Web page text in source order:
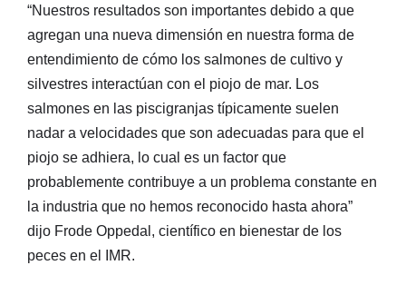
“Nuestros resultados son importantes debido a que
agregan una nueva dimensión en nuestra forma de
entendimiento de cómo los salmones de cultivo y
silvestres interactúan con el piojo de mar. Los
salmones en las piscigranjas típicamente suelen
nadar a velocidades que son adecuadas para que el
piojo se adhiera, lo cual es un factor que
probablemente contribuye a un problema constante en
la industria que no hemos reconocido hasta ahora”
dijo Frode Oppedal, científico en bienestar de los
peces en el IMR.